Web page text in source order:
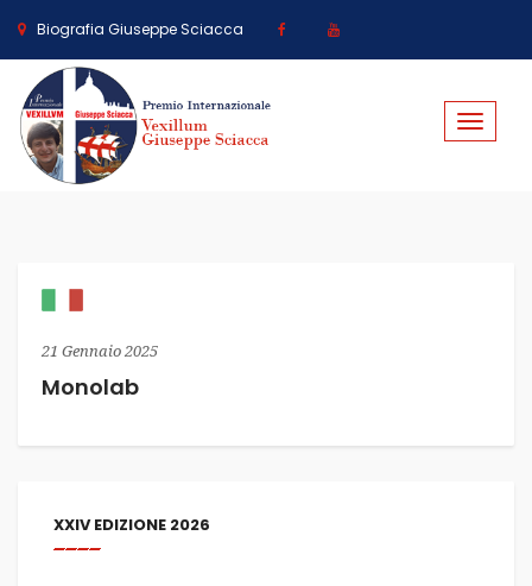
Biografia Giuseppe Sciacca
Toggle
21 Gennaio 2025
Monolab
XXIV EDIZIONE 2026